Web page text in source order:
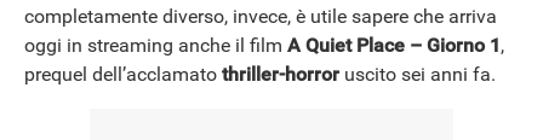
completamente diverso, invece, è utile sapere che arriva
oggi in streaming anche il film A Quiet Place – Giorno 1,
prequel dell’acclamato thriller-horror uscito sei anni fa.